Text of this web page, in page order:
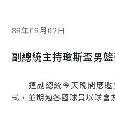
88年08月02日
副總統主持瓊斯盃男
連副總統今天晚間應邀
式，並期勉各國球員以球會